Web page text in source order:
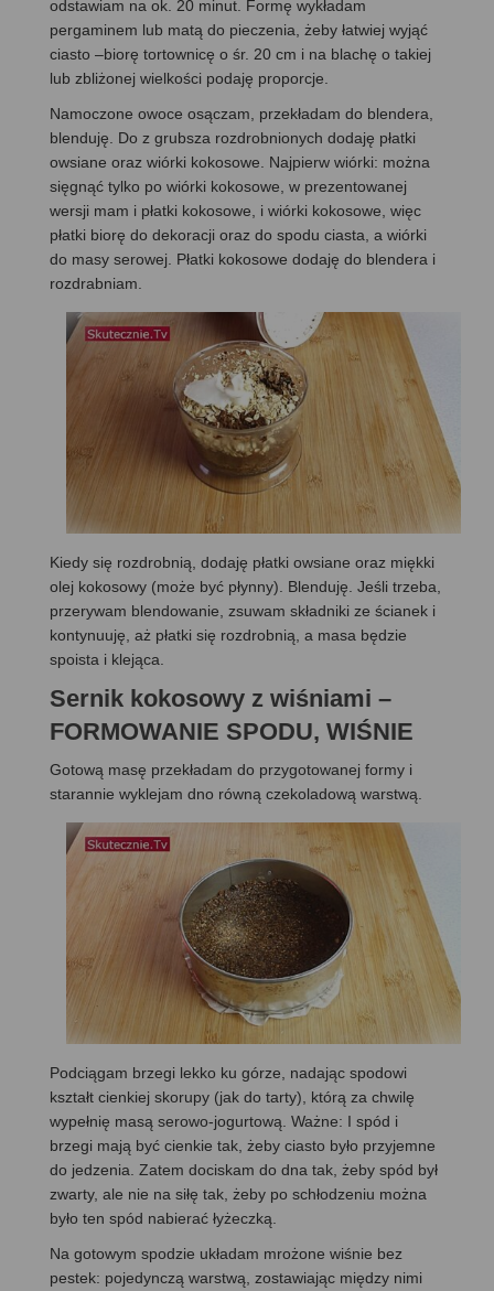
odstawiam na ok. 20 minut. Formę wykładam
pergaminem lub matą do pieczenia, żeby łatwiej wyjąć
ciasto –biorę tortownicę o śr. 20 cm i na blachę o takiej
lub zbliżonej wielkości podaję proporcje.
Namoczone owoce osączam, przekładam do blendera,
blenduję. Do z grubsza rozdrobnionych dodaję płatki
owsiane oraz wiórki kokosowe. Najpierw wiórki: można
sięgnąć tylko po wiórki kokosowe, w prezentowanej
wersji mam i płatki kokosowe, i wiórki kokosowe, więc
płatki biorę do dekoracji oraz do spodu ciasta, a wiórki
do masy serowej. Płatki kokosowe dodaję do blendera i
rozdrabniam.
Kiedy się rozdrobnią, dodaję płatki owsiane oraz miękki
olej kokosowy (może być płynny). Blenduję. Jeśli trzeba,
przerywam blendowanie, zsuwam składniki ze ścianek i
kontynuuję, aż płatki się rozdrobnią, a masa będzie
spoista i klejąca.
Sernik kokosowy z wiśniami –
FORMOWANIE SPODU, WIŚNIE
Gotową masę przekładam do przygotowanej formy i
starannie wyklejam dno równą czekoladową warstwą.
Podciągam brzegi lekko ku górze, nadając spodowi
kształt cienkiej skorupy (jak do tarty), którą za chwilę
wypełnię masą serowo-jogurtową. Ważne: I spód i
brzegi mają być cienkie tak, żeby ciasto było przyjemne
do jedzenia. Zatem dociskam do dna tak, żeby spód był
zwarty, ale nie na siłę tak, żeby po schłodzeniu można
było ten spód nabierać łyżeczką.
Na gotowym spodzie układam mrożone wiśnie bez
pestek: pojedynczą warstwą, zostawiając między nimi